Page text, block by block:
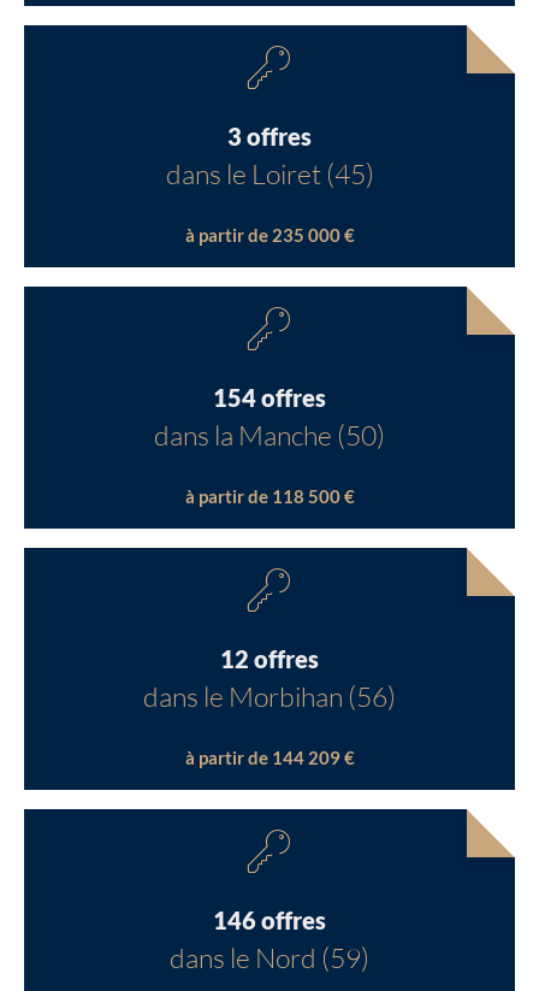
3 offres
dans le Loiret (45)
à partir de 235 000 €
154 offres
dans la Manche (50)
à partir de 118 500 €
12 offres
dans le Morbihan (56)
à partir de 144 209 €
146 offres
dans le Nord (59)